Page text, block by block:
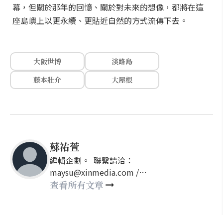
幕，但關於那年的回憶、關於對未來的想像，都將在這
座島嶼上以更永續、更貼近自然的方式流傳下去。
大阪世博
淡路島
藤本壯介
大屋根
蘇祐萱
編輯企劃。 聯繫請洽：
maysu@xinmedia.com /
may860527@gmail.com
查看所有文章